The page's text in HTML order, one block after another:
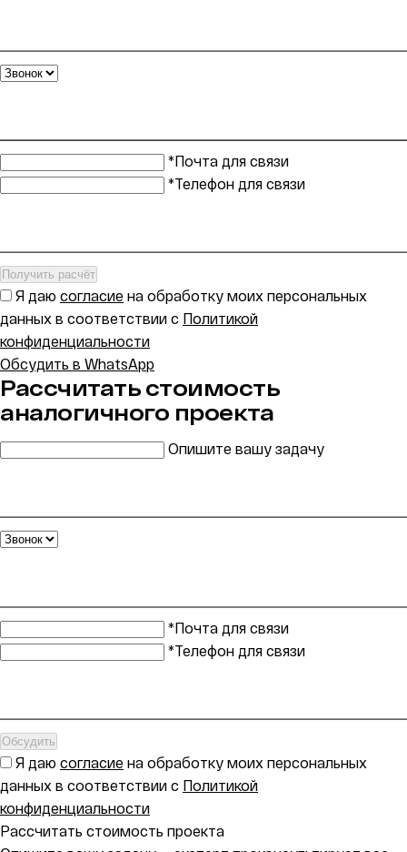
*Почта для связи
*Телефон для связи
Получить расчёт
Я даю согласие на обработку моих персональных
данных в соответствии с Политикой
конфиденциальности
Обсудить в WhatsApp
Рассчитать стоимость
аналогичного проекта
Опишите вашу задачу
*Почта для связи
*Телефон для связи
Обсудить
Я даю согласие на обработку моих персональных
данных в соответствии с Политикой
конфиденциальности
Рассчитать стоимость проекта